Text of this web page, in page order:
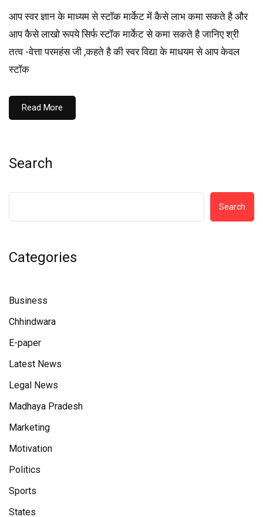
आप स्वर ज्ञान के माध्यम से स्टॉक मार्केट में कैसे लाभ कमा सकते है और
आप कैसे लाखो रूपये सिर्फ स्टॉक मार्केट से कमा सकते है जानिए श्री
तत्व -वेत्ता परमहंस जी ,कहते है की स्वर विद्या के माधयम से आप केवल
स्टॉक
Read More
Search
Search
Categories
Business
Chhindwara
E-paper
Latest News
Legal News
Madhaya Pradesh
Marketing
Motivation
Politics
Sports
States